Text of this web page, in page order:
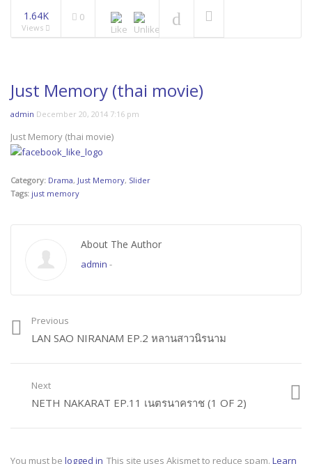
1.64K
Views
0
Just Memory (thai movie)
admin December 20, 2014 7:16 pm
Just Memory (thai movie)
Category: Drama, Just Memory, Slider
Tags: just memory
About The Author
admin -
Previous
LAN SAO NIRANAM EP.2 หลานสาวนิรนาม
Next
NETH NAKARAT EP.11 เนตรนาคราช (1 OF 2)
You must be logged in This site uses Akismet to reduce spam. Learn